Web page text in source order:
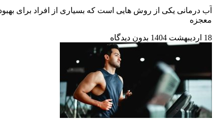
آب‌ درمانی یکی از روش‌ هایی است که بسیاری از افراد برای
معجزه
18 اردیبهشت 1404 بدون دیدگاه